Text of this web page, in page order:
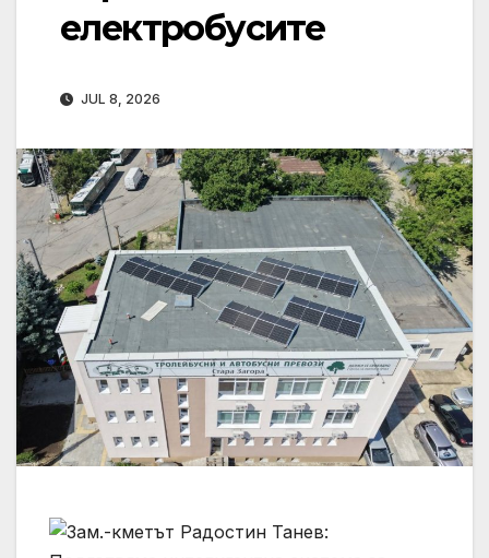
електробусите
JUL 8, 2026